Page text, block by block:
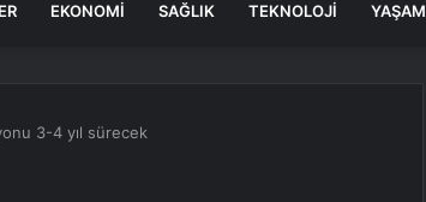
EKONOMI SAĞLIK TEKNOLOJI YAŞAM
3-4 yıl sürecek